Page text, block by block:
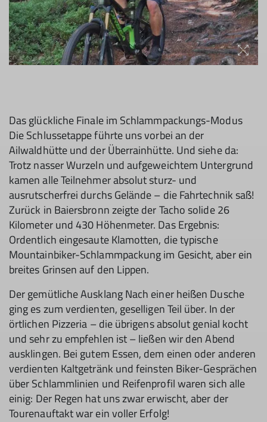
Das glückliche Finale im Schlammpackungs-Modus
Die Schlussetappe führte uns vorbei an der
Ailwaldhütte und der Überrainhütte. Und siehe da:
Trotz nasser Wurzeln und aufgeweichtem Untergrund
kamen alle Teilnehmer absolut sturz- und
ausrutscherfrei durchs Gelände – die Fahrtechnik saß!
Zurück in Baiersbronn zeigte der Tacho solide 26
Kilometer und 430 Höhenmeter. Das Ergebnis:
Ordentlich eingesaute Klamotten, die typische
Mountainbiker-Schlammpackung im Gesicht, aber ein
breites Grinsen auf den Lippen.
Der gemütliche Ausklang Nach einer heißen Dusche
ging es zum verdienten, geselligen Teil über. In der
örtlichen Pizzeria – die übrigens absolut genial kocht
und sehr zu empfehlen ist – ließen wir den Abend
ausklingen. Bei gutem Essen, dem einen oder anderen
verdienten Kaltgetränk und feinsten Biker-Gesprächen
über Schlammlinien und Reifenprofil waren sich alle
einig: Der Regen hat uns zwar erwischt, aber der
Tourenauftakt war ein voller Erfolg!